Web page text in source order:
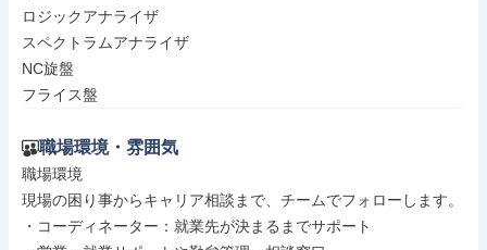
ロジックアナライザ
スペクトラムアナライザ
NC旋盤
フライス盤
職場環境・雰囲気
職場環境
現場の困り事からキャリア相談まで、チームでフォローします。
・コーディネーター：就業先が決まるまでサポート